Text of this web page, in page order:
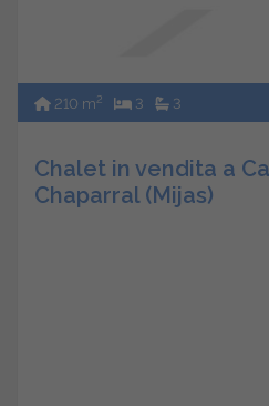
210 m2 3 3
Chalet in vendita a
Chaparral (Mijas)